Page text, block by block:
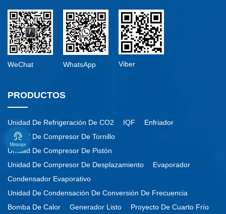
Mensaje
WeChat WhatsApp Viber
PRODUCTOS
Unidad De Refrigeración De CO2 IQF
Enfriador
Unidad De Compresor De Tornillo
Unidad De Compresor De Pistón
Unidad De Compresor De Desplazamiento
Evaporador
Condensador Evaporativo
Unidad De Condensación De Conversión De Frecuencia
Bomba De Calor
Generador Listo
Proyecto De Cuarto Frío